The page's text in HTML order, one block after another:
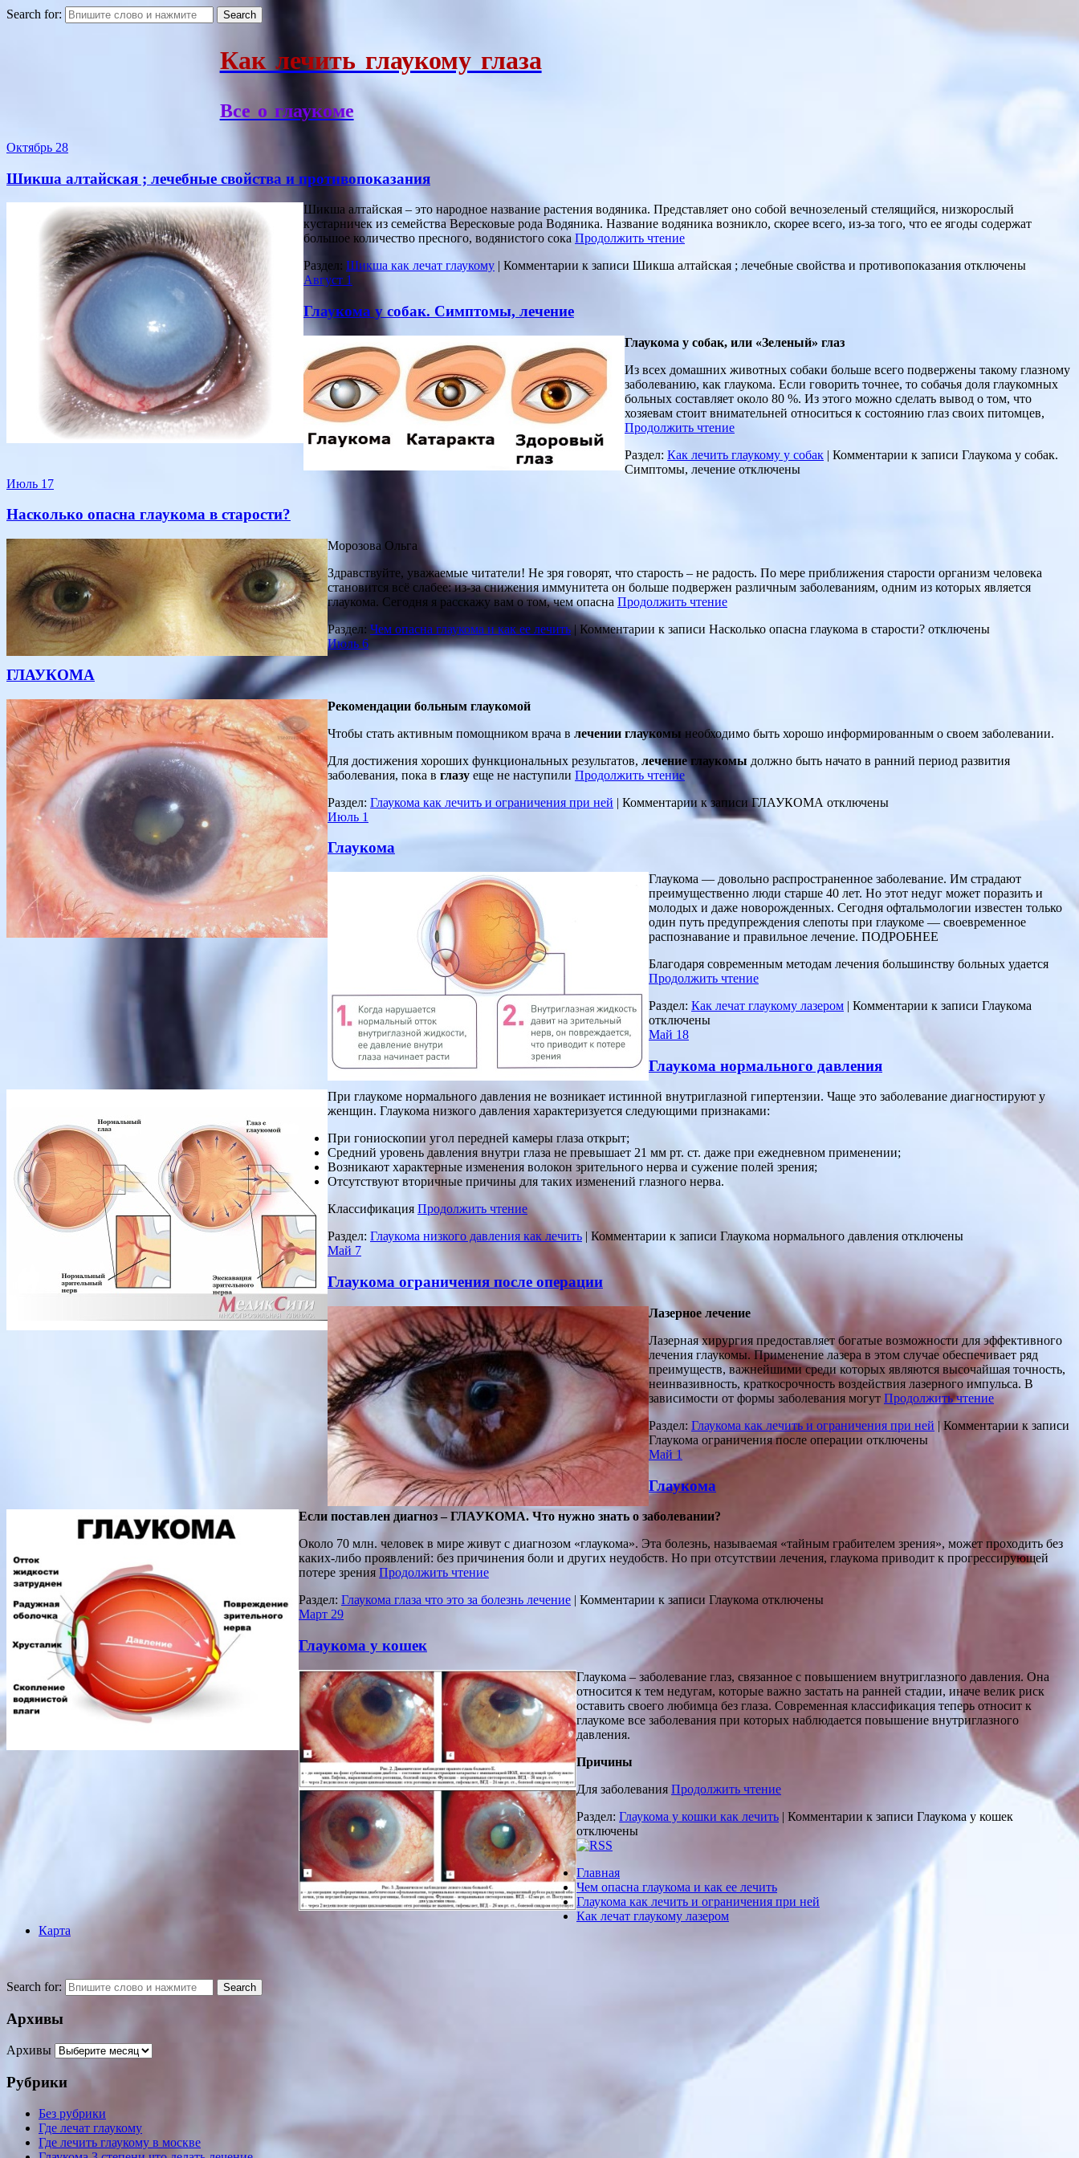
Search for:
Как лечить глаукому глаза
Все о глаукоме
Октябрь 28
Шикша алтайская ; лечебные свойства и противопоказания
Шикша алтайская – это народное название растения водяника. Представляет оно собой вечнозеленый стелящийся, низкорослый
кустарничек из семейства Вересковые рода Водяника. Название водяника возникло, скорее всего, из-за того, что ее ягоды содержат
большое количество пресного, водянистого сока Продолжить чтение
Раздел: Шикша как лечат глаукому | Комментарии к записи Шикша алтайская ; лечебные свойства и противопоказания отключены
Август 1
Глаукома у собак. Симптомы, лечение
Глаукома у собак, или «Зеленый» глаз
Из всех домашних животных собаки больше всего подвержены такому глазному
заболеванию, как глаукома. Если говорить точнее, то собачья доля глаукомных
больных составляет около 80 %. Из этого можно сделать вывод о том, что
хозяевам стоит внимательней относиться к состоянию глаз своих питомцев,
Продолжить чтение
Раздел: Как лечить глаукому у собак | Комментарии к записи Глаукома у собак.
Симптомы, лечение отключены
Июль 17
Насколько опасна глаукома в старости?
Морозова Ольга
Здравствуйте, уважаемые читатели! Не зря говорят, что старость – не радость. По мере приближения старости организм человека
становится всё слабее: из-за снижения иммунитета он больше подвержен различным заболеваниям, одним из которых является
глаукома. Сегодня я расскажу вам о том, чем опасна Продолжить чтение
Раздел: Чем опасна глаукома и как ее лечить | Комментарии к записи Насколько опасна глаукома в старости? отключены
Июль 6
ГЛАУКОМА
Рекомендации больным глаукомой
Чтобы стать активным помощником врача в лечении глаукомы необходимо быть хорошо информированным о своем заболевании.
Для достижения хороших функциональных результатов, лечение глаукомы должно быть начато в ранний период развития
заболевания, пока в глазу еще не наступили Продолжить чтение
Раздел: Глаукома как лечить и ограничения при ней | Комментарии к записи ГЛАУКОМА отключены
Июль 1
Глаукома
Глаукома — довольно распространенное заболевание. Им страдают
преимущественно люди старше 40 лет. Но этот недуг может поразить и
молодых и даже новорожденных. Сегодня офтальмологии известен только
один путь предупреждения слепоты при глаукоме — своевременное
распознавание и правильное лечение. ПОДРОБНЕЕ
Благодаря современным методам лечения большинству больных удается
Продолжить чтение
Раздел: Как лечат глаукому лазером | Комментарии к записи Глаукома
отключены
Май 18
Глаукома нормального давления
При глаукоме нормального давления не возникает истинной внутриглазной гипертензии. Чаще это заболевание диагностируют у
женщин. Глаукома низкого давления характеризуется следующими признаками:
При гониоскопии угол передней камеры глаза открыт;
Средний уровень давления внутри глаза не превышает 21 мм рт. ст. даже при ежедневном применении;
Возникают характерные изменения волокон зрительного нерва и сужение полей зрения;
Отсутствуют вторичные причины для таких изменений глазного нерва.
Классификация Продолжить чтение
Раздел: Глаукома низкого давления как лечить | Комментарии к записи Глаукома нормального давления отключены
Май 7
Глаукома ограничения после операции
Лазерное лечение
Лазерная хирургия предоставляет богатые возможности для эффективного
лечения глаукомы. Применение лазера в этом случае обеспечивает ряд
преимуществ, важнейшими среди которых являются высочайшая точность,
неинвазивность, краткосрочность воздействия лазерного импульса. В
зависимости от формы заболевания могут Продолжить чтение
Раздел: Глаукома как лечить и ограничения при ней |Комментарии к записи
Глаукома ограничения после операции отключены
Май 1
Глаукома
Если поставлен диагноз – ГЛАУКОМА. Что нужно знать о заболевании?
Около 70 млн. человек в мире живут с диагнозом «глаукома». Эта болезнь, называемая «тайным грабителем зрения», может проходить без
каких-либо проявлений: без причинения боли и других неудобств. Но при отсутствии лечения, глаукома приводит к прогрессирующей
потере зрения Продолжить чтение
Раздел: Глаукома глаза что это за болезнь лечение | Комментарии к записи Глаукома отключены
Март 29
Глаукома у кошек
Глаукома – заболевание глаз, связанное с повышением внутриглазного давления. Она
относится к тем недугам, которые важно застать на ранней стадии, иначе велик риск
оставить своего любимца без глаза. Современная классификация теперь относит к
глаукоме все заболевания при которых наблюдается повышение внутриглазного
давления.
Причины
Для заболевания Продолжить чтение
Раздел: Глаукома у кошки как лечить | Комментарии к записи Глаукома у кошек
отключены
Главная
Чем опасна глаукома и как ее лечить
Глаукома как лечить и ограничения при ней
Как лечат глаукому лазером
Карта
Search for:
Архивы
Архивы
Рубрики
Без рубрики
Где лечат глаукому
Где лечить глаукому в москве